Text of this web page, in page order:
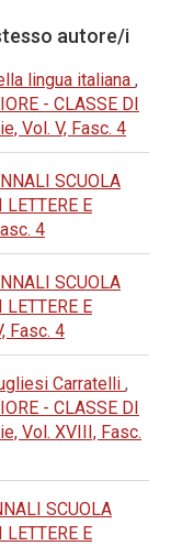
autore/i
lingua italiana ,
- CLASSE DI
Vol. V, Fasc. 4
SCUOLA
E
4
SCUOLA
E
Fasc. 4
Carratelli ,
- CLASSE DI
Vol. XVIII, Fasc.
SCUOLA
E